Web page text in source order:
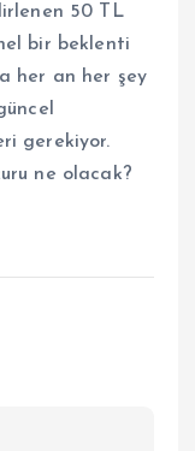
50 TL
bir beklenti
her an her şey
gerekiyor.
ne olacak?